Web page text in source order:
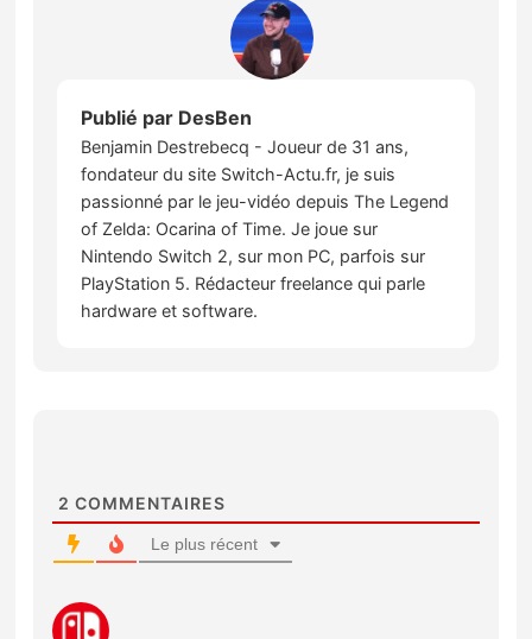
Publié par DesBen
Benjamin Destrebecq - Joueur de 31 ans,
fondateur du site Switch-Actu.fr, je suis
passionné par le jeu-vidéo depuis The Legend
of Zelda: Ocarina of Time. Je joue sur
Nintendo Switch 2, sur mon PC, parfois sur
PlayStation 5. Rédacteur freelance qui parle
hardware et software.
2 COMMENTAIRES
Le plus récent